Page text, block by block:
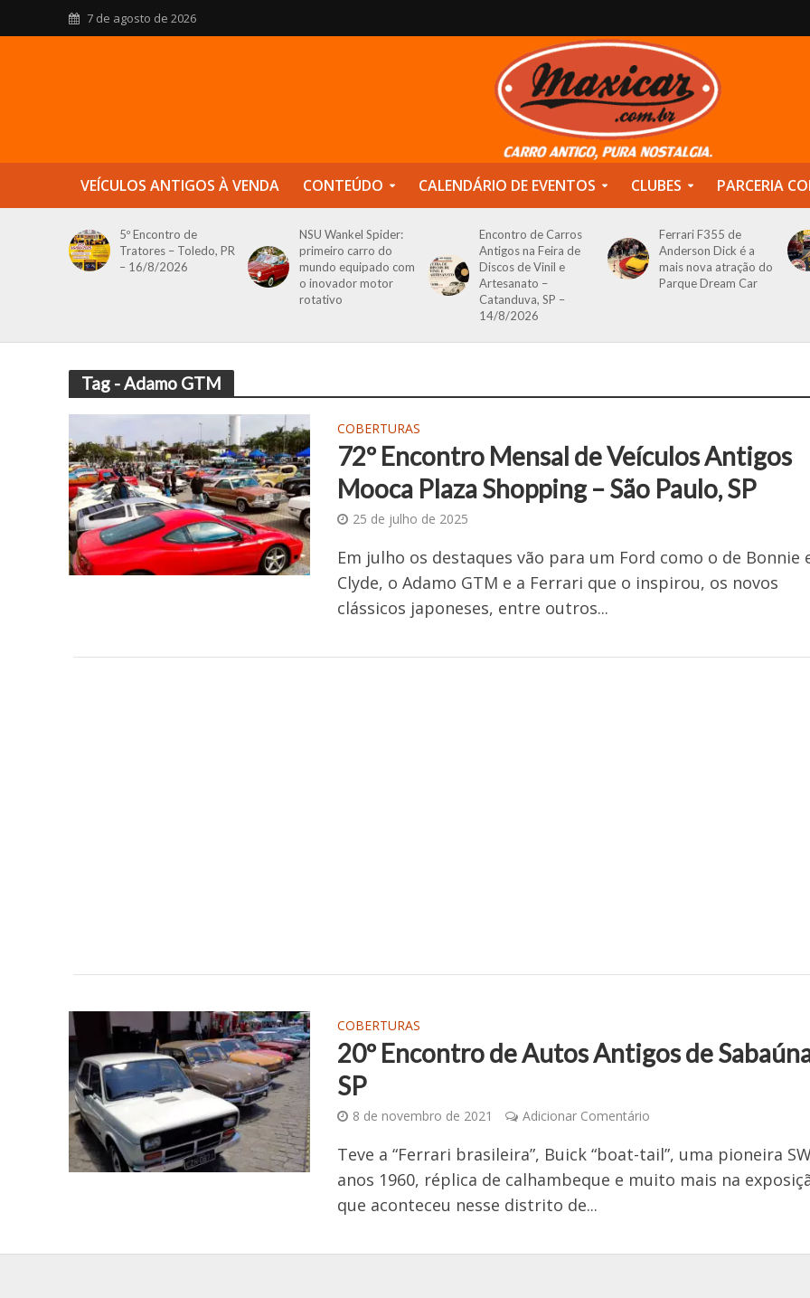
7 de agosto de 2026
VEÍCULOS ANTIGOS À VENDA CONTEÚDO CALENDÁRIO DE EVENTOS CLUBES PARCERIA
5º Encontro de
Tratores – Toledo, PR
– 16/8/2026
NSU Wankel Spider:
primeiro carro do
mundo equipado com
o inovador motor
rotativo
Encontro de Carros
Antigos na Feira de
Discos de Vinil e
Artesanato –
Catanduva, SP –
14/8/2026
Ferrari F355 de
Anderson Dick é a
mais nova atração do
Parque Dream Car
Tag - Adamo GTM
COBERTURAS
72º Encontro Mensal de Veículos Antigos
Mooca Plaza Shopping – São Paulo, SP
25 de julho de 2025
Em julho os destaques vão para um Ford como o de Bonnie
Clyde, o Adamo GTM e a Ferrari que o inspirou, os novos
clássicos japoneses, entre outros...
COBERTURAS
20º Encontro de Autos Antigos de
SP
8 de novembro de 2021 Adicionar Comentário
Teve a “Ferrari brasileira”, Buick “boat-tail”, uma pioneira
anos 1960, réplica de calhambeque e muito mais na
que aconteceu nesse distrito de...